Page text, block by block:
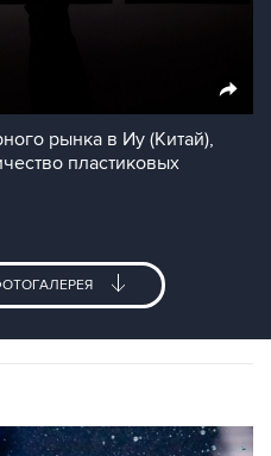
рынка в Иу (Китай),
пластиковых